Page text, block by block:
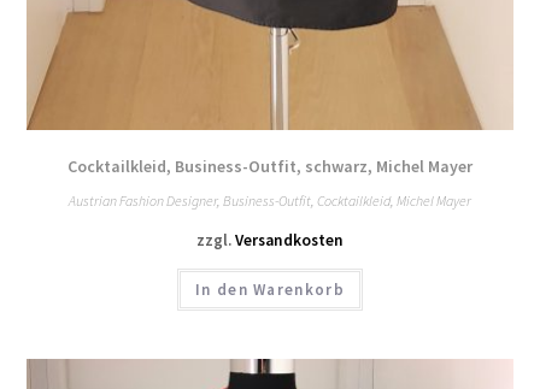
Cocktailkleid, Business-Outfit, schwarz, Michel Mayer
Austrian Fashion Designer, Business-Outfit Cocktailkleid, Michel Mayer
zzgl.Versandkosten
In den Warenkorb